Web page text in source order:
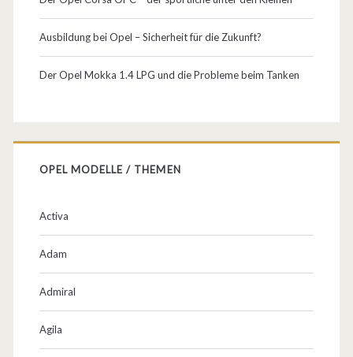
Ausbildung bei Opel – Sicherheit für die Zukunft?
Der Opel Mokka 1.4 LPG und die Probleme beim Tanken
OPEL MODELLE / THEMEN
Activa
Adam
Admiral
Agila